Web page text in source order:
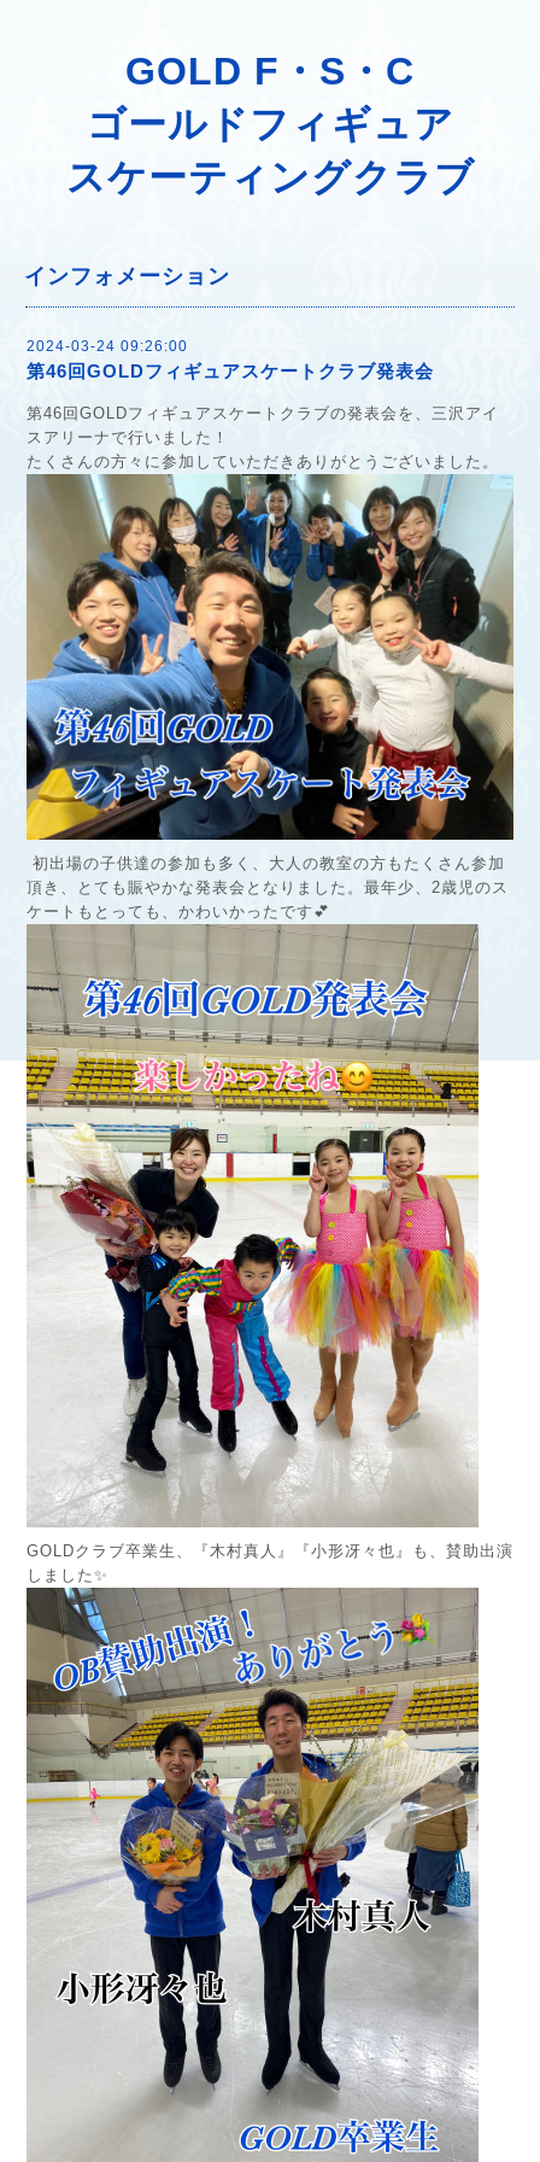
GOLD F・S・C
ゴールドフィギュア
スケーティングクラブ
インフォメーション
2024-03-24 09:26:00
第46回GOLDフィギュアスケートクラブ発表会
第46回GOLDフィギュアスケートクラブの発表会を、三沢アイ
スアリーナで行いました！
たくさんの方々に参加していただきありがとうございました。
初出場の子供達の参加も多く、大人の教室の方もたくさん参加
頂き、とても賑やかな発表会となりました。最年少、2歳児のス
ケートもとっても、かわいかったです💕
GOLDクラブ卒業生、『木村真人』『小形冴々也』も、賛助出演
しました✨